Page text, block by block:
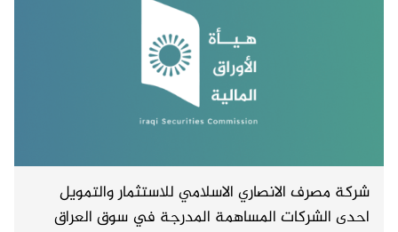
شركة مصرف الانصاري الاسلامي للاستثمار والتمويل
احدى الشركات المساهمة المدرجة في سوق العراق